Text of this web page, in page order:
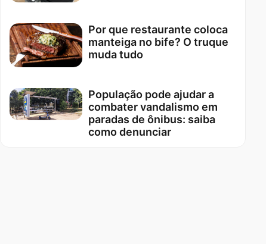
Por que restaurante coloca
manteiga no bife? O truque
muda tudo
População pode ajudar a
combater vandalismo em
paradas de ônibus: saiba
como denunciar